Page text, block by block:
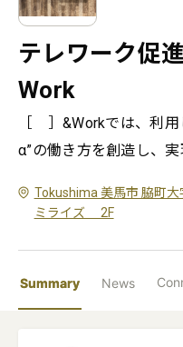
テレワーク
Work
［　］&Workでは、利
α”の働き方を創造し、実
Tokushima 美馬市 脇町
ミライズ 2F
Summary News